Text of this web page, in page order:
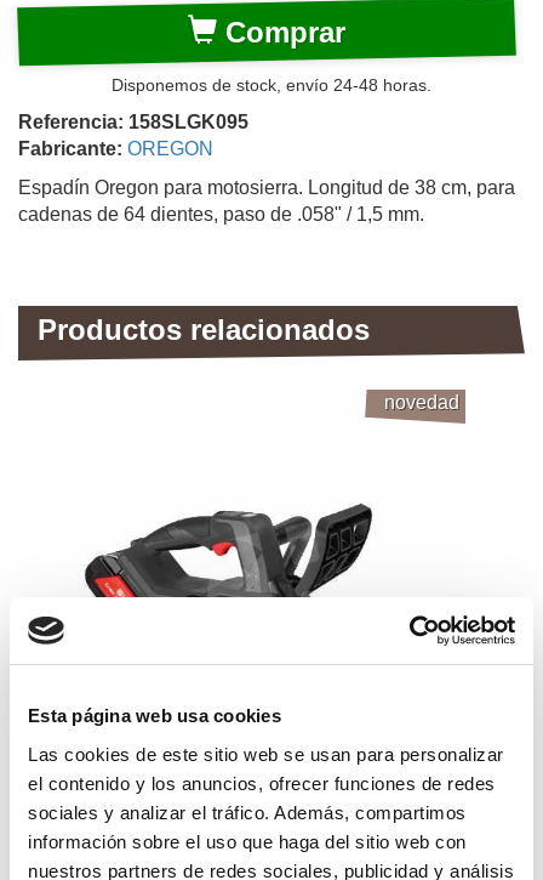
Esta página web usa cookies
Las cookies de este sitio web se usan para personalizar
el contenido y los anuncios, ofrecer funciones de redes
sociales y analizar el tráfico. Además, compartimos
información sobre el uso que haga del sitio web con
nuestros partners de redes sociales, publicidad y análisis
Comprar
Disponemos de stock, envío 24-48 horas.
Referencia: 158SLGK095
Fabricante: OREGON
Espadín Oregon para motosierra. Longitud de 38 cm, para
cadenas de 64 dientes, paso de .058" / 1,5 mm.
Productos relacionados
novedad
motosierra podadora bateria zp200
zanon
698,99€ comprar